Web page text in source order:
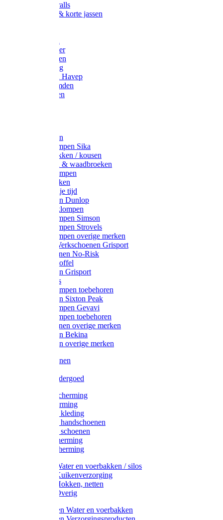
Kinderoveralls
Stofjassen & korte jassen
Bodywarmer
Werkbroeken
Zaagkleding
Werkjassen Havep
Thermohemden
Overhemden
Werksokken
Schoenklompen Sika
Thermo sokken / kousen
Lieslaarzen & waadbroeken
Houten klompen
Wandelsokken
Laarzen vrije tijd
Werklaarzen Dunlop
Kunststof klompen
Schoenklompen Simson
Schoenklompen Strovels
Schoenklompen overige merken
Wandel-/ Werkschoenen Grisport
Werkschoenen No-Risk
Klomppantoffel
Werklaarzen Grisport
Accessoires
Houten klompen toebehoren
Werklaarzen Sixton Peak
Schoenklompen Gevavi
Schoenklompen toebehoren
Werkschoenen overige merken
Werklaarzen Bekina
Werklaarzen overige merken
Handschoenen
Thermo ondergoed
Gehoorbescherming
Oogbescherming
Disposable kleding
Disposable handschoenen
Disposable schoenen
Mondbescherming
Hoofdbescherming
Pluimvee Water en voerbakken / silos
Pluimvee Kuikenverzorging
Pluimvee Hokken, netten
Pluimvee Overig
Knaagdieren Water en voerbakken